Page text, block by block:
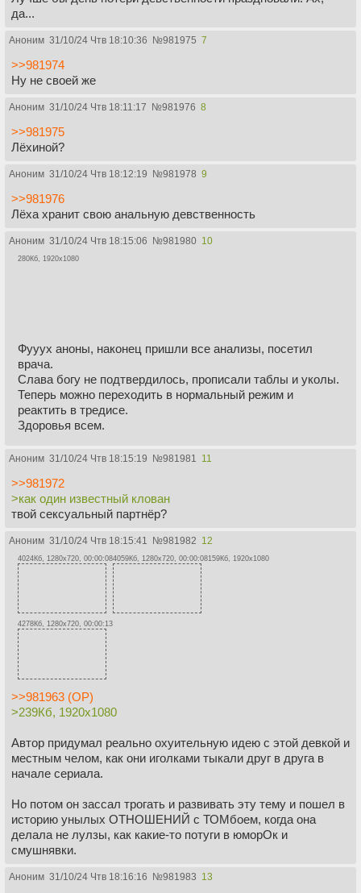
да...
Аноним 31/10/24 Чтв 18:10:36 №981975 7
>>981974
Ну не своей же
Аноним 31/10/24 Чтв 18:11:17 №981976 8
>>981975
Лёхиной?
Аноним 31/10/24 Чтв 18:12:19 №981978 9
>>981976
Лёха хранит свою анальную девственность
Аноним 31/10/24 Чтв 18:15:06 №981980 10
280Кб, 1920x1080
Фууух аноны, наконец пришли все анализы, посетил
врача.
Слава богу не подтвердилось, прописали таблы и уколы.
Теперь можно переходить в нормальный режим и
реактить в тредисе.
Здоровья всем.
Аноним 31/10/24 Чтв 18:15:19 №981981 11
>>981972
>как один известный клован
твой сексуальный партнёр?
Аноним 31/10/24 Чтв 18:15:41 №981982 12
4024Кб, 1280x720, 00:00:084059Кб, 1280x720, 00:00:08159Кб, 1920x1080
4278Кб, 1280x720, 00:00:13
>>981963 (OP)
>239Кб, 1920x1080
Автор придумал реально охуительную идею с этой девкой и
местным челом, как они иголками тыкали друг в друга в
начале сериала.
Но потом он зассал трогать и развивать эту тему и пошел в
историю унылых ОТНОШЕНИЙ с ТОМбоем, когда она
делала не лулзы, как какие-то потуги в юморОк и
смушнявки.
Аноним 31/10/24 Чтв 18:16:16 №981983 13